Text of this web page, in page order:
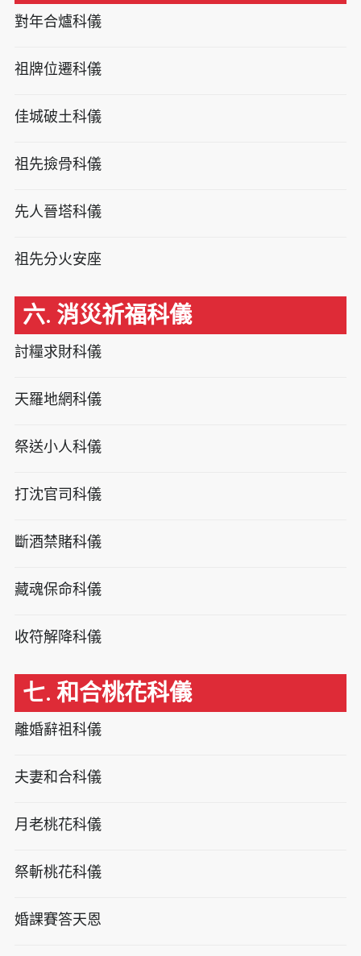
對年合爐科儀
祖牌位遷科儀
佳城破土科儀
祖先撿骨科儀
先人晉塔科儀
祖先分火安座
六. 消災祈福科儀
討糧求財科儀
天羅地網科儀
祭送小人科儀
打沈官司科儀
斷酒禁賭科儀
藏魂保命科儀
收符解降科儀
七. 和合桃花科儀
離婚辭祖科儀
夫妻和合科儀
月老桃花科儀
祭斬桃花科儀
婚課賽答天恩